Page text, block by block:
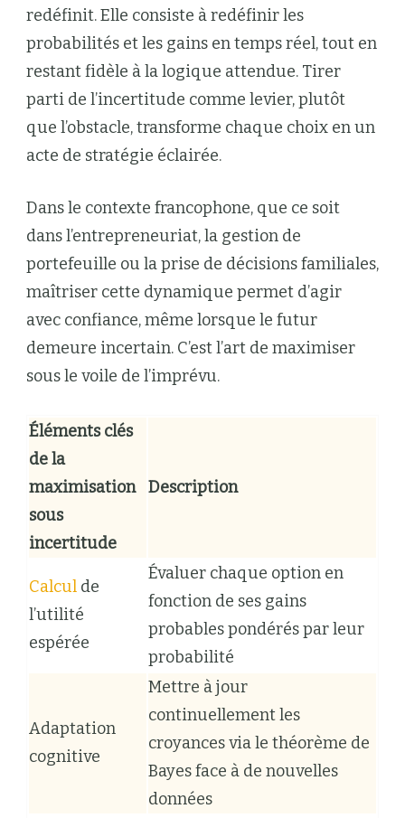
redéfinit. Elle consiste à redéfinir les
probabilités et les gains en temps réel, tout en
restant fidèle à la logique attendue. Tirer
parti de l’incertitude comme levier, plutôt
que l’obstacle, transforme chaque choix en un
acte de stratégie éclairée.
Dans le contexte francophone, que ce soit
dans l’entrepreneuriat, la gestion de
portefeuille ou la prise de décisions familiales,
maîtriser cette dynamique permet d’agir
avec confiance, même lorsque le futur
demeure incertain. C’est l’art de maximiser
sous le voile de l’imprévu.
Éléments clés
de la
maximisation
sous
incertitude
Description
Calcul de
l’utilité
espérée
Évaluer chaque option en
fonction de ses gains
probables pondérés par leur
probabilité
Adaptation
cognitive
Mettre à jour
continuellement les
croyances via le théorème de
Bayes face à de nouvelles
données